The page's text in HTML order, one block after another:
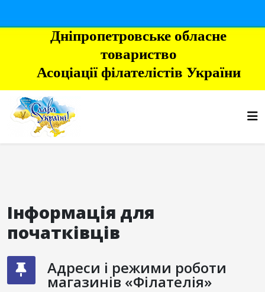
Дніпропетровське обласне
товариство
Асоціації філателістів України
Інформація для
початківців
Адреси і режими роботи
магазинів «Філателія»